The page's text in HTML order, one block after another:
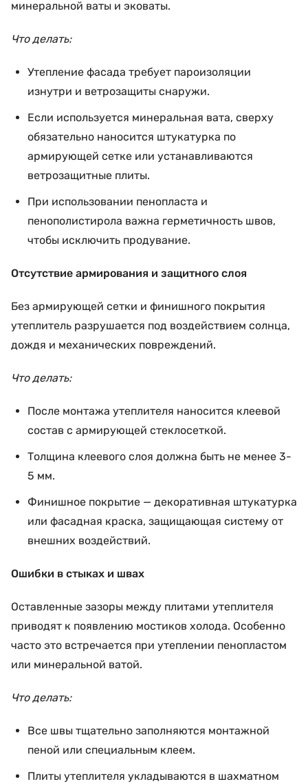
минеральной ваты и эковаты.
Что делать:
Утепление фасада требует пароизоляции
изнутри и ветрозащиты снаружи.
Если используется минеральная вата, сверху
обязательно наносится штукатурка по
армирующей сетке или устанавливаются
ветрозащитные плиты.
При использовании пенопласта и
пенополистирола важна герметичность швов,
чтобы исключить продувание.
Отсутствие армирования и защитного слоя
Без армирующей сетки и финишного покрытия
утеплитель разрушается под воздействием солнца,
дождя и механических повреждений.
Что делать:
После монтажа утеплителя наносится клеевой
состав с армирующей стеклосеткой.
Толщина клеевого слоя должна быть не менее 3-
5 мм.
Финишное покрытие — декоративная штукатурка
или фасадная краска, защищающая систему от
внешних воздействий.
Ошибки в стыках и швах
Оставленные зазоры между плитами утеплителя
приводят к появлению мостиков холода. Особенно
часто это встречается при утеплении пенопластом
или минеральной ватой.
Что делать:
Все швы тщательно заполняются монтажной
пеной или специальным клеем.
Плиты утеплителя укладываются в шахматном